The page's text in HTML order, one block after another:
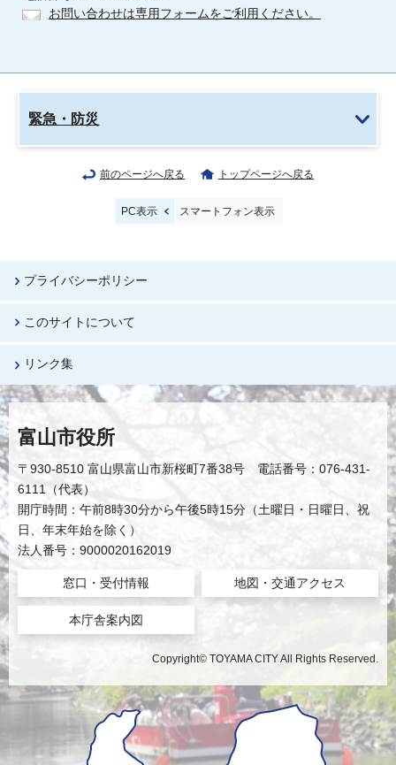
お問い合わせは専用フォームをご利用ください。
緊急・防災
前のページへ戻る トップページへ戻る
PC表示 スマートフォン表示
プライバシーポリシー
このサイトについて
リンク集
富山市役所
〒930-8510 富山県富山市新桜町7番38号 電話番号：076-431-
6111（代表）
開庁時間：午前8時30分から午後5時15分（土曜日・日曜日、祝
日、年末年始を除く）
法人番号：9000020162019
窓口・受付情報 地図・交通アクセス
本庁舎案内図
Copyright© TOYAMA CITY All Rights Reserved.